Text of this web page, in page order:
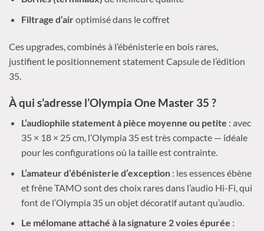
Filtrage d’airoptimisé dans le coffret
Ces upgrades, combinés à l’ébénisterie en bois rares,
justifient le positionnement statement Capsule de l’édition
35.
À qui s’adresse l’Olympia One Master 35 ?
L’audiophile statement à pièce moyenne ou petite : avec
35 × 18 × 25 cm, l’Olympia 35 est très compacte — idéale
pour les configurations où la taille est contrainte.
L’amateur d’ébénisterie d’exception: les essences ébène
et frêne TAMO sont des choix rares dans l’audio Hi-Fi, qui
font de l’Olympia 35 un objet décoratif autant qu’audio.
Le mélomane attaché à la signature 2 voies épurée :